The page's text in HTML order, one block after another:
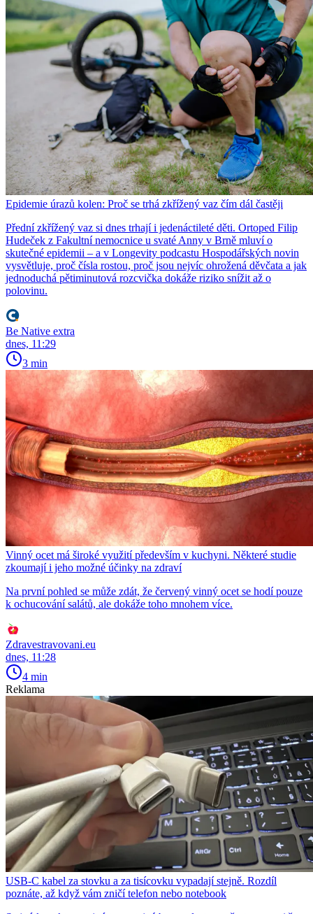
Epidemie úrazů kolen: Proč se trhá zkřížený vaz čím dál častěji
Přední zkřížený vaz si dnes trhají i jedenáctileté děti. Ortoped Filip
Hudeček z Fakultní nemocnice u svaté Anny v Brně mluví o
skutečné epidemii – a v Longevity podcastu Hospodářských novin
vysvětluje, proč čísla rostou, proč jsou nejvíc ohrožená děvčata a jak
jednoduchá pětiminutová rozcvička dokáže riziko snížit až o
polovinu.
Be Native extra
dnes, 11:29
3 min
Vinný ocet má široké využití především v kuchyni. Některé studie
zkoumají i jeho možné účinky na zdraví
Na první pohled se může zdát, že červený vinný ocet se hodí pouze
k ochucování salátů, ale dokáže toho mnohem více.
Zdravestravovani.eu
dnes, 11:28
4 min
Reklama
USB-C kabel za stovku a za tisícovku vypadají stejně. Rozdíl
poznáte, až když vám zničí telefon nebo notebook